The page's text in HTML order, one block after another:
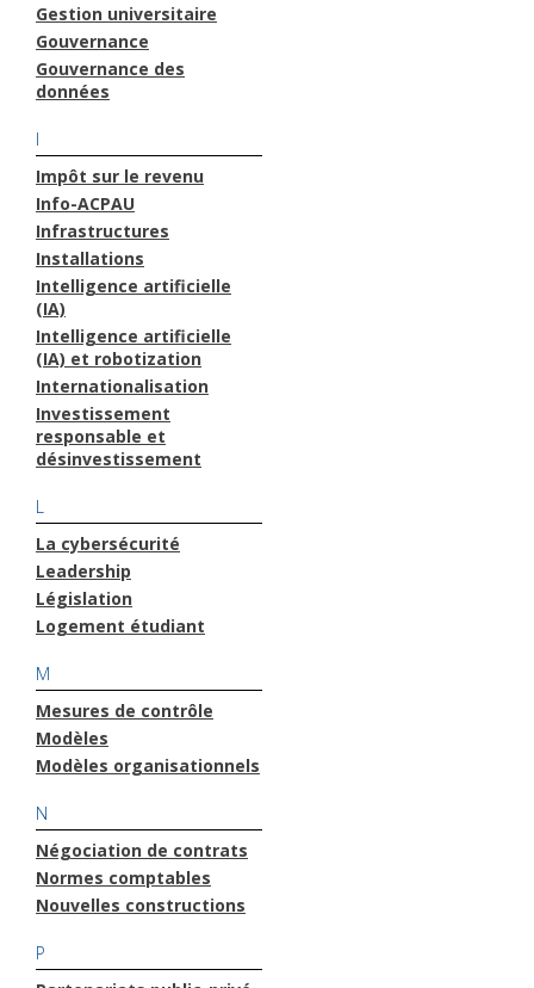
Gestion universitaire
Gouvernance
Gouvernance des
données
I
Impôt sur le revenu
Info-ACPAU
Infrastructures
Installations
Intelligence artificielle
(IA)
Intelligence artificielle
(IA) et robotization
Internationalisation
Investissement
responsable et
désinvestissement
L
La cybersécurité
Leadership
Législation
Logement étudiant
M
Mesures de contrôle
Modèles
Modèles organisationnels
N
Négociation de contrats
Normes comptables
Nouvelles constructions
P